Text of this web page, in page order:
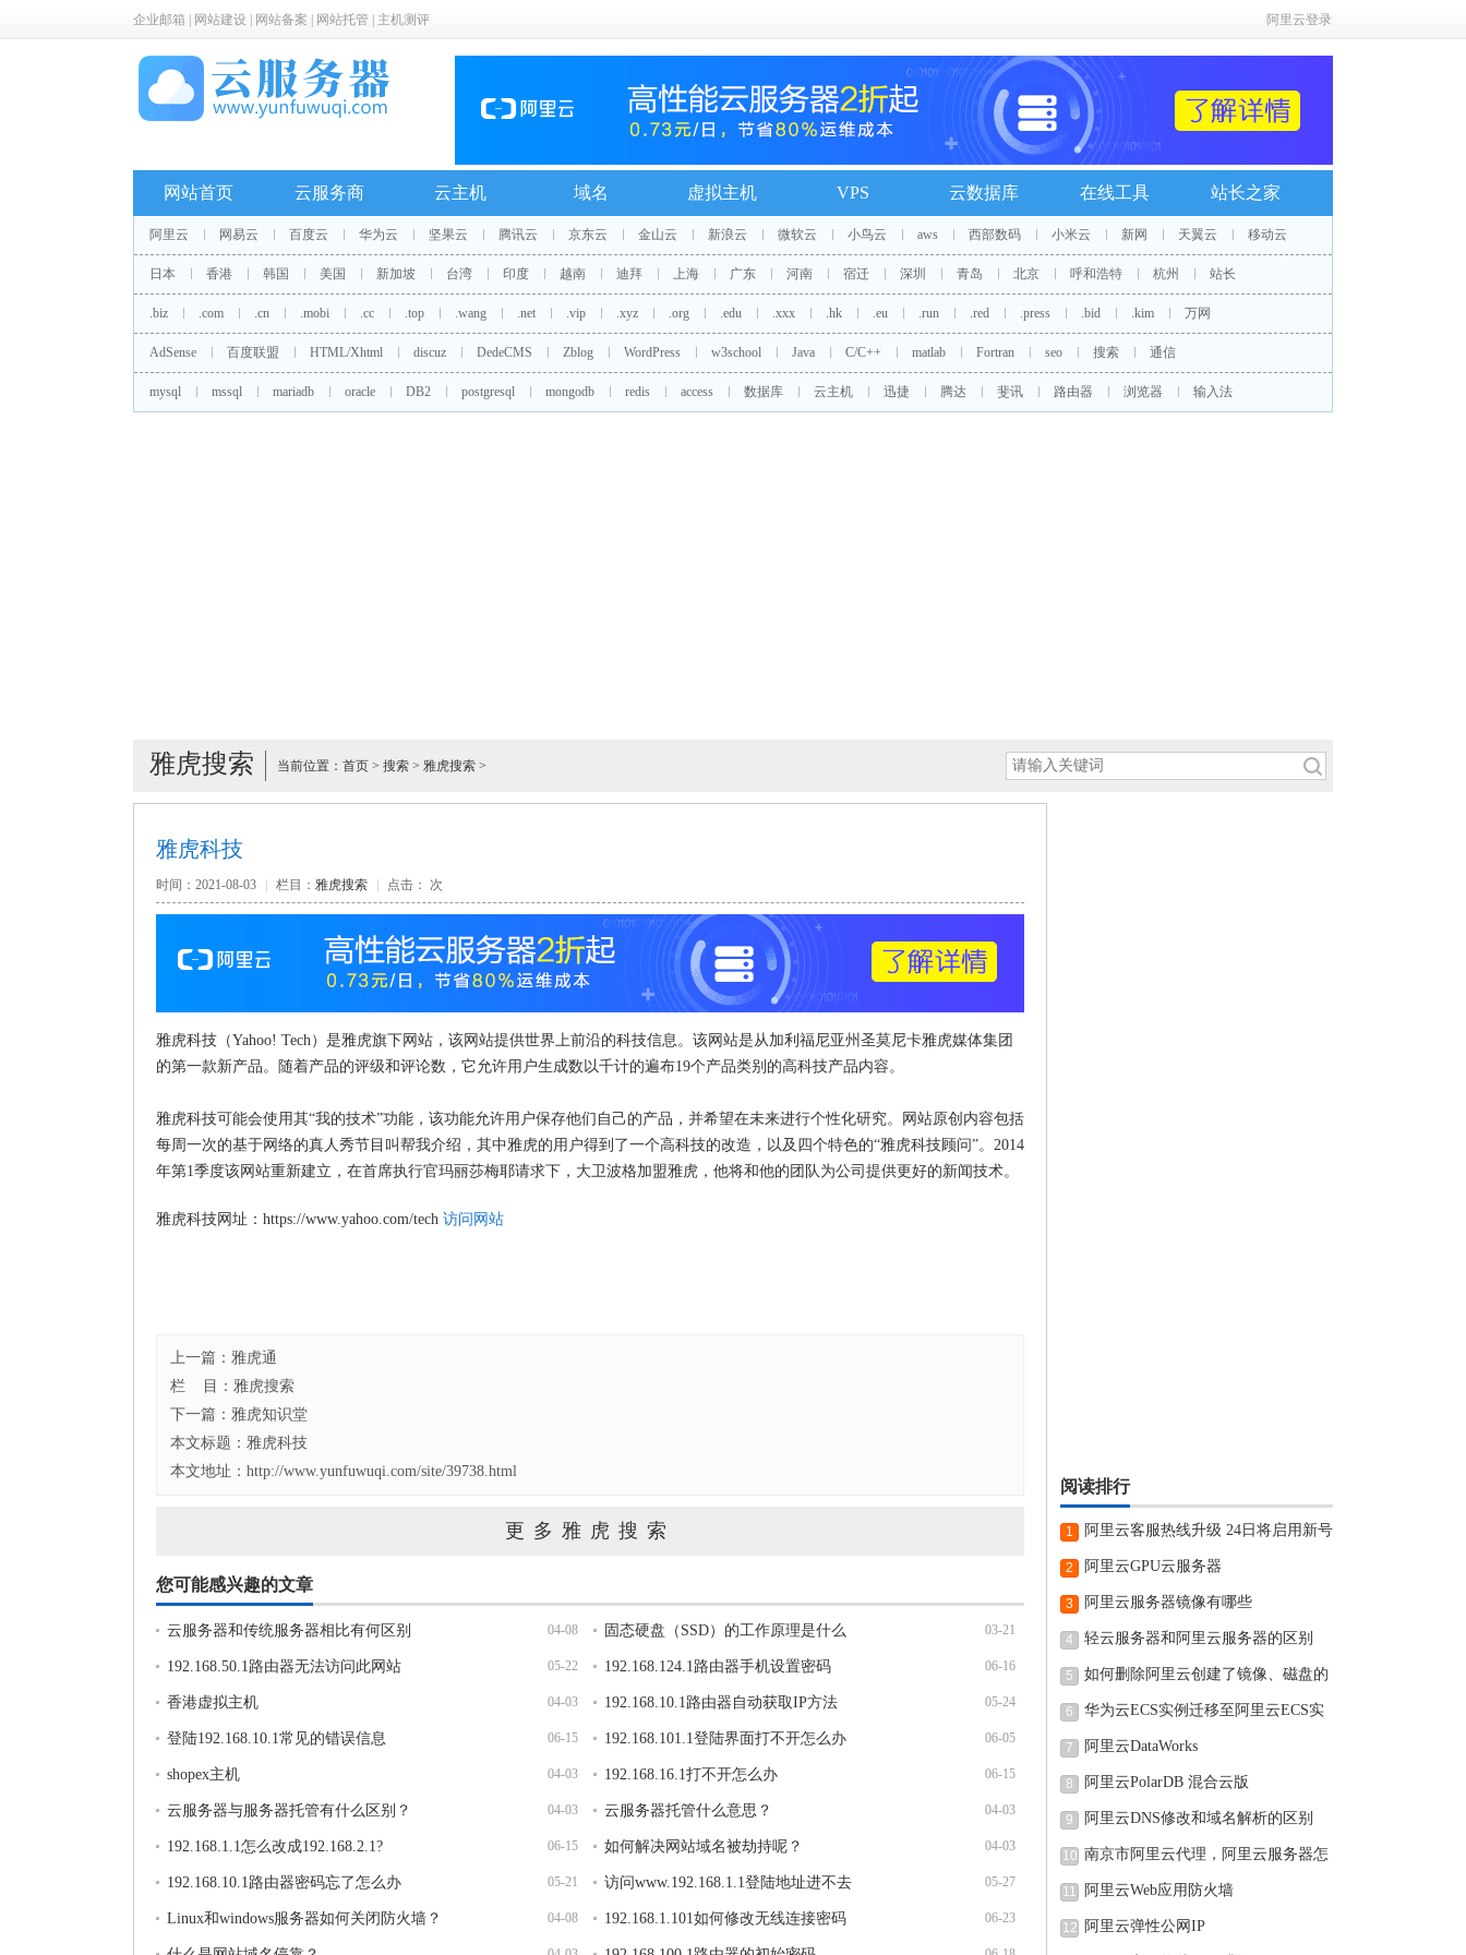
企业邮箱 网站建设 网站备案 网站托管 主机测评 阿里云登录
网站首页 云服务商 云主机 域名 虚拟主机 VPS 云数据库 在线工具 站长之家
阿里云 网易云 百度云 华为云 坚果云 腾讯云 京东云 金山云 新浪云 微软云 小鸟云 aws 西部数码 小米云 新网 天翼云 移动云
日本 香港 韩国 美国 新加坡 台湾 印度 越南 迪拜 上海 广东 河南 宿迁 深圳 青岛 北京 呼和浩特 杭州 站长
.biz .com .cn .mobi .cc .top .wang .net .vip .xyz .org .edu .xxx .hk .eu .run .red .press .bid .kim 万网
AdSense 百度联盟 HTML/Xhtml discuz DedeCMS Zblog WordPress w3school Java C/C++ matlab Fortran seo 搜索 通信
mysql mssql mariadb oracle DB2 postgresql mongodb redis access 数据库 云主机 迅捷 腾达 斐讯 路由器 浏览器 输入法
雅虎搜索 当前位置： 首页 > 搜索 > 雅虎搜索 >
雅虎科技
时间：2021-08-03 栏目： 雅虎搜索 点击： 次
雅虎科技（Yahoo! Tech）是雅虎旗下网站，该网站提供世界上前沿的科技信息。该网站是从加利福尼亚州圣莫尼卡雅虎媒体集团
的第一款新产品。随着产品的评级和评论数，它允许用户生成数以千计的遍布19个产品类别的高科技产品内容。
雅虎科技可能会使用其“我的技术”功能，该功能允许用户保存他们自己的产品，并希望在未来进行个性化研究。网站原创内容包括
每周一次的基于网络的真人秀节目叫帮我介绍，其中雅虎的用户得到了一个高科技的改造，以及四个特色的“雅虎科技顾问”。2014
年第1季度该网站重新建立，在首席执行官玛丽莎梅耶请求下，大卫波格加盟雅虎，他将和他的团队为公司提供更好的新闻技术。
雅虎科技网址：https://www.yahoo.com/tech 访问网站
上一篇： 雅虎通
栏 目： 雅虎搜索
下一篇： 雅虎知识堂
本文标题： 雅虎科技
本文地址：http://www.yunfuwuqi.com/site/39738.html
更多雅虎搜索
您可能感兴趣的文章
04-08
云服务器和传统服务器相比有何区别 03-21
固态硬盘（SSD）的工作原理是什么
05-22
192.168.50.1路由器无法访问此网站 06-16
192.168.124.1路由器手机设置密码
04-03
香港虚拟主机 05-24
192.168.10.1路由器自动获取IP方法
06-15
登陆192.168.10.1常见的错误信息 06-05
192.168.101.1登陆界面打不开怎么办
04-03
shopex主机 06-15
192.168.16.1打不开怎么办
04-03
云服务器与服务器托管有什么区别？ 04-03
云服务器托管什么意思？
06-15
192.168.1.1怎么改成192.168.2.1? 04-03
如何解决网站域名被劫持呢？
05-21
192.168.10.1路由器密码忘了怎么办 05-27
访问www.192.168.1.1登陆地址进不去
04-08
Linux和windows服务器如何关闭防火墙？ 06-23
192.168.1.101如何修改无线连接密码
阅读排行
1 阿里云客服热线升级 24日将启用新号
2 阿里云GPU云服务器
3 阿里云服务器镜像有哪些
4 轻云服务器和阿里云服务器的区别
5 如何删除阿里云创建了镜像、磁盘的
6
华为云ECS实例迁移至阿里云ECS实
例的
7 阿里云DataWorks
8 阿里云PolarDB 混合云版
9 阿里云DNS修改和域名解析的区别
10 南京市阿里云代理，阿里云服务器怎
11 阿里云Web应用防火墙
12 阿里云弹性公网IP